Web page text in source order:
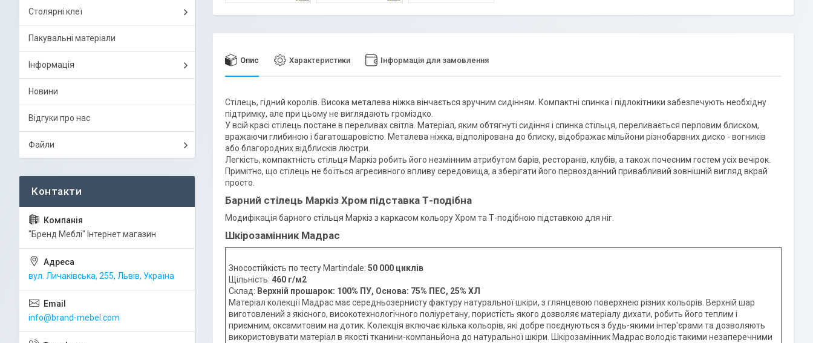
Опис Характеристики Інформація для замовлення
Стілець, гідний королів. Висока металева ніжка вінчається зручним сидінням. Компактні спинка і підлокітники забезпечують необхідну
підтримку, але при цьому не виглядають громіздко.
У всій красі стілець постане в переливах світла. Матеріал, яким обтягнуті сидіння і спинка стільця, переливається перловим блиском,
вражаючи глибиною і багатошаровістю. Металева ніжка, відполірована до блиску, відображає мільйони різнобарвних диско - вогників
або благородних відблисків люстри.
Легкість, компактність стільця Маркіз робить його незмінним атрибутом барів, ресторанів, клубів, а також почесним гостем усіх вечірок.
Примітно, що стілець не боїться агресивного впливу середовища, а зберігати його первозданний привабливий зовнішній вигляд вкрай
просто.
Барний стілець Маркіз Хром підставка Т-подібна
Модифікація барного стільця Маркіз з каркасом кольору Хром та Т-подібною підставкою для ніг.
Шкірозамінник Мадрас
Зносостійкість по тесту Martindale: 50 000 циклів
Щільність: 460 г/м2
Склад: Верхній прошарок: 100% ПУ, Основа: 75% ПЕС, 25% ХЛ
Матеріал колекції Мадрас має середньозернисту фактуру натуральної шкіри, з глянцевою поверхнею різних кольорів. Верхній шар
виготовлений з якісного, високотехнологічного поліуретану, пористість якого дозволяє матеріалу дихати, робить його теплим і
приємним, оксамитовим на дотик. Колекція включає кілька кольорів, які добре поєднуються з будь-якими інтер'єрами та дозволяють
використовувати матеріал в якості тканини-компаньйона до натуральної шкіри. Шкірозамінник Мадрас володіє такими незаперечними
Столярні клеї
Пакувальні матеріали
Інформація
Новини
Відгуки про нас
Файли
"Бренд Меблі" Інтернет магазин
вул. Личаківська, 255, Львів, Україна
info@brand-mebel.com